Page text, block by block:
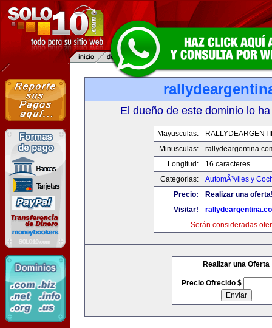
El dueño de este dominio lo
Mayusculas:
Minusculas:
Longitud:
16 caracteres
Categorias:
AutomÃ³viles y
Precio:
Realizar una
Visitar!
Serán consideradas
Realizar una Oferta
Precio Ofrecido $